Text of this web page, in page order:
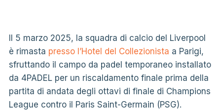
Il 5 marzo 2025, la squadra di calcio del Liverpool
è rimasta presso l’Hotel del Collezionista a Parigi,
sfruttando il campo da padel temporaneo installato
da 4PADEL per un riscaldamento finale prima della
partita di andata degli ottavi di finale di Champions
League contro il Paris Saint-Germain (PSG).